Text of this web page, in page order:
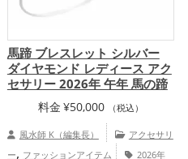
馬蹄 ブレスレット シルバー
ダイヤモンド レディース アク
セサリー 2026年 午年 馬の蹄
料金 ¥50,000 （税込）
風水師 K（編集長）
アクセサリ
ー, ファッションアイテム
2026年